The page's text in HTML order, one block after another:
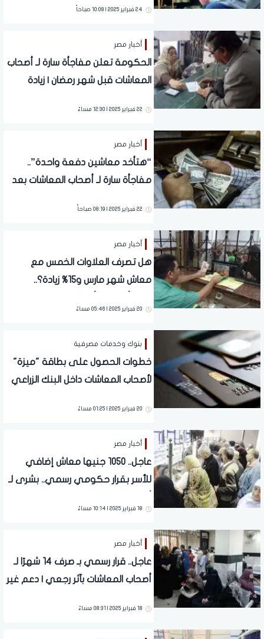
24 فبراير 2025 | 10:08 صباحاً
أخبار مصر
الحكومة تعلن مفاجأة سارة لـ أصحاب
المعاشات قبل شهر رمضان | زيادة
22 فبراير 2025 | 12:30 مساءً
أخبار مصر
“هتأخد معاشين دفعة واحدة”..
مفاجأة سارة لـ أصحاب المعاشات بعد
22 فبراير 2025 | 08:19 صباحاً
أخبار مصر
هل تصرف العلاوات الخمس مع
معاش شهر مارس و15% زيادة؟..
رمضان
20 فبراير 2025 | 05:46 مساءً
بنوك وخدمات مصرفية
خطوات الحصول على بطاقة "ميزة"
لأصحاب المعاشات داخل البنك الزراعي
20 فبراير 2025 | 01:25 مساءً
أخبار مصر
عاجل.. 1050 جنيها معاش إضافي
للأسر بقرار حكومي رسمي.. بشرى لـ
18 فبراير 2025 | 10:14 مساءً
أخبار مصر
عاجل.. قرار رسمي بـ صرف 14 شهرًا لـ
أصحاب المعاشات بآثر رجعي | دعم غير
18 فبراير 2025 | 08:31 مساءً